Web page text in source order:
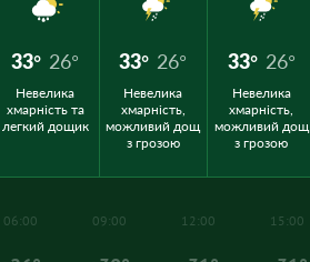
33° 26°
Невелика
хмарність та
легкий дощик
33° 26°
Невелика
хмарність,
можливий дощ
з грозою
33° 26°
Невелика
хмарність,
можливий дощ
з грозою
06:00 09:00 12:00 15:00